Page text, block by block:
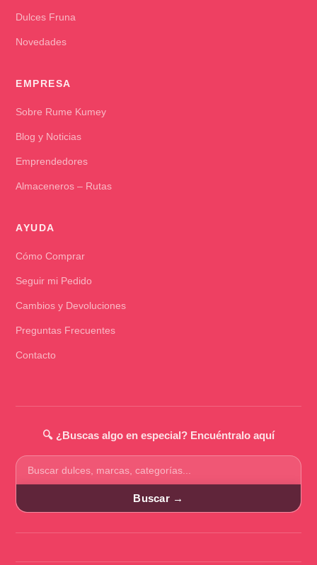
Dulces Fruna
Novedades
EMPRESA
Sobre Rume Kumey
Blog y Noticias
Emprendedores
Almaceneros – Rutas
AYUDA
Cómo Comprar
Seguir mi Pedido
Cambios y Devoluciones
Preguntas Frecuentes
Contacto
🔍 ¿Buscas algo en especial? Encuéntralo aquí
Buscar
productos
Buscar →